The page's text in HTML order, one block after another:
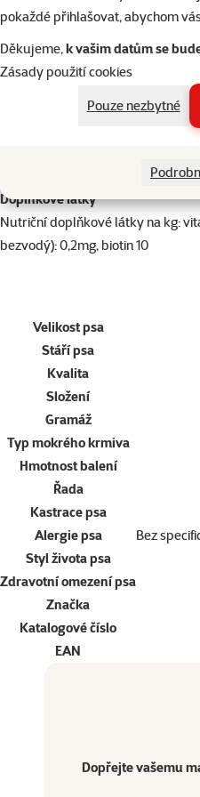
pokaždé přihlašovat, abychom
Děkujeme,k vašim datům se
Zásady použití cookies
Pouze nezbytné
Kompletní krmivopro dospělé
Mleté kachní s příchutí
Obsahuje vitaminy a minerály,
systému
Kachní 30%, vývar 27,2%,
Hrubý protein 11%, hrubý tuk
Doplňkové látky
Nutriční doplňkové látky na kg:
bezvodý): 0,2mg, biotin 10
Velikost psa
Stáří psa
Kvalita
Složení
Gramáž
Typ mokrého krmiva
Hmotnost balení
Řada
Kastrace psa
Alergie psa
Bez
Styl života psa
Zdravotní omezení psa
Značka
Katalogové číslo
EAN
Dopřejte vašemu